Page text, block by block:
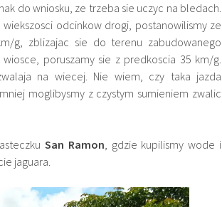
do wniosku, ze trzeba sie uczyc na bledach.
odcinkow drogi, postanowilismy ze
g, zblizajac sie do terenu zabudowanego
poruszamy sie z predkoscia 35 km/g.
na wiecej. Nie wiem, czy taka jazda
moglibysmy z czystym sumieniem zwalic
San Ramon, gdzie kupilismy wode i
jaguara.